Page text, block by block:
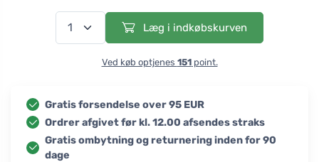
Læg i indkøbskurven
Ved køb optjenes 151point.
Gratis forsendelse over 95 EUR
Ordrer afgivet før kl. 12.00 afsendes straks
Gratis ombytning og returnering inden for 90
dage